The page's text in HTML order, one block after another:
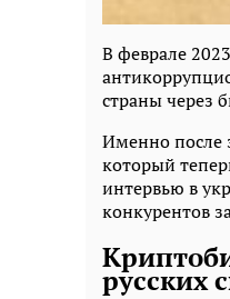
В феврале
страны через
Именно после
который
интервью в
конкурентов
русских